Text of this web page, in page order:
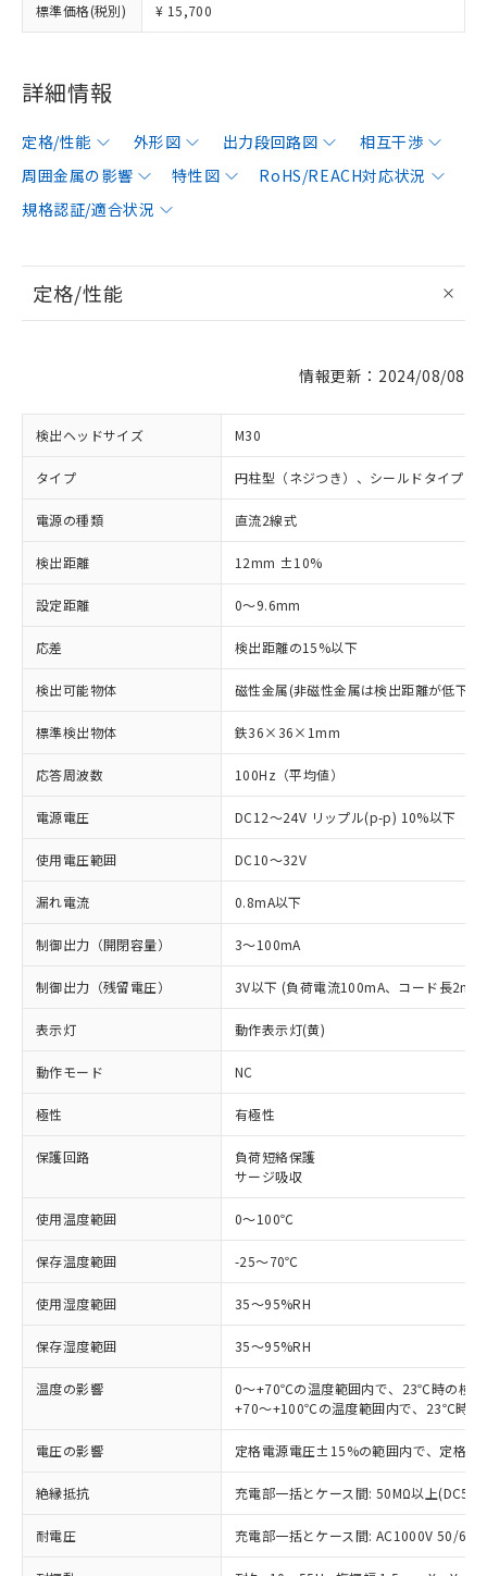
標準価格(税別) ¥ 15,700
詳細情報
定格/性能 外形図 出力段回路図
相互干渉
周囲金属の影響
特性図
RoHS/REACH対応状況
規格認証/適合状況
定格/性能
情報更新：2024/08/08
検出ヘッドサイズ M30
タイプ 円柱型（ネジつき）、シールドタイプ
電源の種類 直流2線式
検出距離 12mm ±10%
設定距離 0～9.6mm
応差 検出距離の15%以下
検出可能物体 磁性金属(非磁性金属は検出距離が低下し
標準検出物体 鉄36×36×1mm
応答周波数 100Hz（平均値）
電源電圧 DC12～24V リップル(p-p) 10%以下
使用電圧範囲 DC10～32V
漏れ電流 0.8mA以下
制御出力（開閉容量） 3～100mA
制御出力（残留電圧） 3V以下 (負荷電流100mA、コード長2m
表示灯 動作表示灯(黄)
動作モード NC
極性 有極性
保護回路
負荷短絡保護
サージ吸収
使用温度範囲 0～100℃
保存温度範囲 -25～70℃
使用湿度範囲 35～95%RH
保存湿度範囲 35～95%RH
温度の影響
0～+70℃の温度範囲内で、23℃時の検
+70～+100℃の温度範囲内で、23℃時
電圧の影響 定格電源電圧±15%の範囲内で、定格
絶縁抵抗 充電部一括とケース間: 50MΩ以上
耐電圧 充電部一括とケース間: AC1000V 50/
ご利用条件
以下の条件をお読みいただき、同意のうえ
ご利用ください。
本サービスは、当社制御機器事業取扱
商品の当社在庫状況および標準価格
(税抜)を提供させていただくもので
当社制御機器事業取扱商品の中には、
本サービスの対象外となる商品もある
ことをご了承ください。
記載している更新日時点での社内デー
タに基づき作成されるものであり、閲
※1 対応状況
対応済み：EU RoHS指令（10物質）の
非含有に対応した製品が提供可能な商品で
対応予定：EU RoHS指令（10物質）の非含
有に対応した製品に切り替える予定のある
対応予定なし：EU RoHS指令（10物質）の
定はありません。
調査・確認中：EU RoHS指令（10物質）の
非含有の対応状況を調査中または確認中の
商品です。
非該当品：ライセンス料など無形物で、有
害物質有無と関係のない商品です。
仕入先様の事情により、非含有部品として
いたものが、含有品と判明した場合などや
むを得ず変更することがあります。
*EU RoHS指令（10物質）：
鉛(Pb) 1000ppm以下、 水銀(Hg) 1000ppm以下、 カド
※1 中国RoHS○×表
「○」：最大均質材料含有率が中国RoHSの
基準値以下であることを示します。
「×」：最大均質材料含有率が中国RoHSの
基準値を超えていることを示します。
「－」：未確認です。当社販売部門へお問
い合わせください。
*中国RoHS10物質の基準値 (GB/T26572)：
当社は、これら貴社製品のうち、外国
為替および外国貿易法に定める商品
（以下｢規制貨物等」という）を輸出
または国外への提供する場合は、日本
国政府の輸出許可(または役務取引許